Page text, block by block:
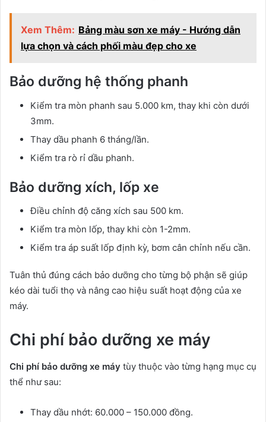
Xem Thêm: Bảng màu sơn xe máy - Hướng dẫn
lựa chọn và cách phối màu đẹp cho xe
Bảo dưỡng hệ thống phanh
Kiểm tra mòn phanh sau 5.000 km, thay khi còn dưới
3mm.
Thay dầu phanh 6 tháng/lần.
Kiểm tra rò rỉ dầu phanh.
Bảo dưỡng xích, lốp xe
Điều chỉnh độ căng xích sau 500 km.
Kiểm tra mòn lốp, thay khi còn 1-2mm.
Kiểm tra áp suất lốp định kỳ, bơm cân chỉnh nếu cần.
Tuân thủ đúng cách bảo dưỡng cho từng bộ phận sẽ giúp
kéo dài tuổi thọ và nâng cao hiệu suất hoạt động của xe
máy.
Chi phí bảo dưỡng xe máy
Chi phí bảo dưỡng xe máy tùy thuộc vào từng hạng mục cụ
thể như sau:
Thay dầu nhớt: 60.000 – 150.000 đồng.